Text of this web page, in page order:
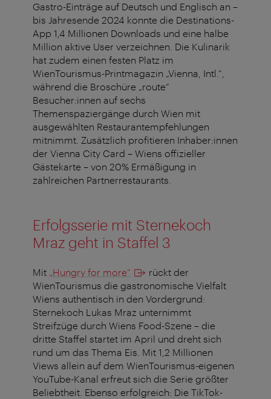
Gastro-Einträge auf Deutsch und Englisch an –
bis Jahresende 2024 konnte die Destinations-
App 1,4 Millionen Downloads und eine halbe
Million aktive User verzeichnen. Die Kulinarik
hat zudem einen festen Platz im
WienTourismus-Printmagazin „Vienna, Intl.“,
während die Broschüre „route“
Besucher:innen auf sechs
Themenspaziergänge durch Wien mit
ausgewählten Restaurantempfehlungen
mitnimmt. Zusätzlich profitieren Inhaber:innen
der Vienna City Card – Wiens offizieller
Gästekarte – von 20% Ermäßigung in
zahlreichen Partnerrestaurants.
Erfolgsserie mit Sternekoch
Mraz geht in Staffel 3
Mit „Hungry for more“
rückt der
WienTourismus die gastronomische Vielfalt
Wiens authentisch in den Vordergrund:
Sternekoch Lukas Mraz unternimmt
Streifzüge durch Wiens Food-Szene – die
dritte Staffel startet im April und dreht sich
rund um das Thema Eis. Mit 1,2 Millionen
Views allein auf dem WienTourismus-eigenen
YouTube-Kanal erfreut sich die Serie größter
Beliebtheit. Ebenso erfolgreich: Die TikTok-